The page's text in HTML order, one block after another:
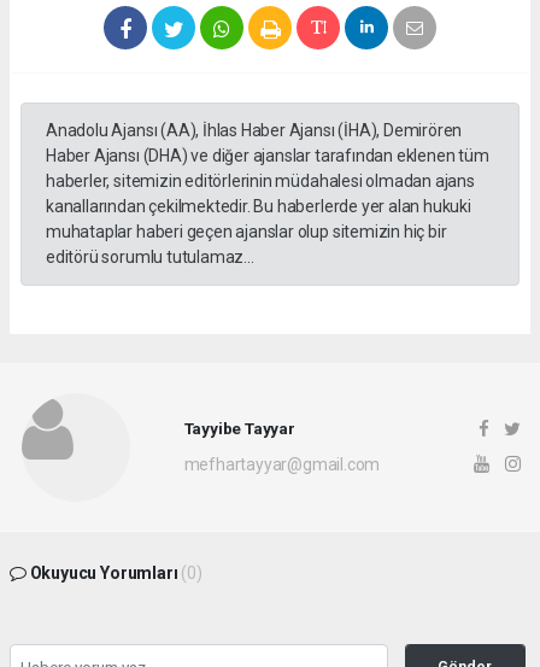
Anadolu Ajansı (AA), İhlas Haber Ajansı (İHA), Demirören
Haber Ajansı (DHA) ve diğer ajanslar tarafından eklenen tüm
haberler, sitemizin editörlerinin müdahalesi olmadan ajans
kanallarından çekilmektedir. Bu haberlerde yer alan hukuki
muhataplar haberi geçen ajanslar olup sitemizin hiç bir
editörü sorumlu tutulamaz...
Tayyibe Tayyar
mefhartayyar@gmail.com
Okuyucu Yorumları (0)